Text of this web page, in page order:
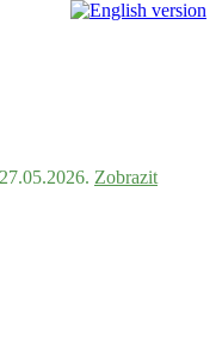
Zobrazit